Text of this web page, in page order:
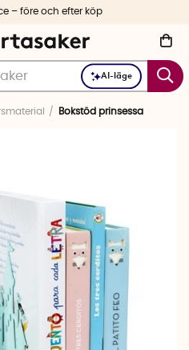
AI-läge
– före och efter köp
Bokstöd prinsessa